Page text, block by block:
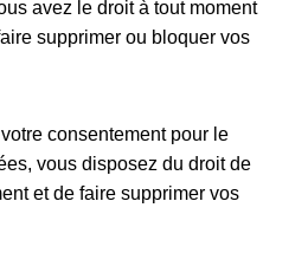
avez le droit à tout moment
supprimer ou bloquer vos
consentement pour le
vous disposez du droit de
et de faire supprimer vos